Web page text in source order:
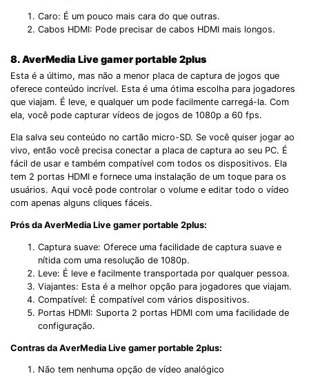
Caro: É um pouco mais cara do que outras.
Cabos HDMI: Pode precisar de cabos HDMI mais longos.
8. AverMedia Live gamer portable 2plus
Esta é a último, mas não a menor placa de captura de jogos que
oferece conteúdo incrível. Esta é uma ótima escolha para jogadores
que viajam. É leve, e qualquer um pode facilmente carregá-la. Com
ela, você pode capturar vídeos de jogos de 1080p a 60 fps.
Ela salva seu conteúdo no cartão micro-SD. Se você quiser jogar ao
vivo, então você precisa conectar a placa de captura ao seu PC. É
fácil de usar e também compatível com todos os dispositivos. Ela
tem 2 portas HDMI e fornece uma instalação de um toque para os
usuários. Aqui você pode controlar o volume e editar todo o vídeo
com apenas alguns cliques fáceis.
Prós da AverMedia Live gamer portable 2plus:
Captura suave: Oferece uma facilidade de captura suave e
nítida com uma resolução de 1080p.
Leve: É leve e facilmente transportada por qualquer pessoa.
Viajantes: Esta é a melhor opção para jogadores que viajam.
Compatível: É compatível com vários dispositivos.
Portas HDMI: Suporta 2 portas HDMI com uma facilidade de
configuração.
Contras da AverMedia Live gamer portable 2plus:
Não tem nenhuma opção de vídeo analógico